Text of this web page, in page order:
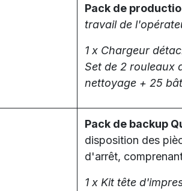
Pack de
travail de
1 x Chargeur
Set de 2 rouleaux
nettoyage + 25
Pack de backup
disposition des
d'arrêt,
1 x Kit tête